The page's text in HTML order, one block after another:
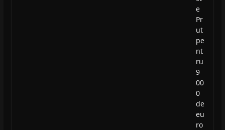
e
Pr
ut
pe
nt
ru
9
00
0
de
eu
ro